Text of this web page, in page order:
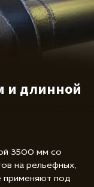
и длинной
3500 мм со
на рельефных,
применяют под